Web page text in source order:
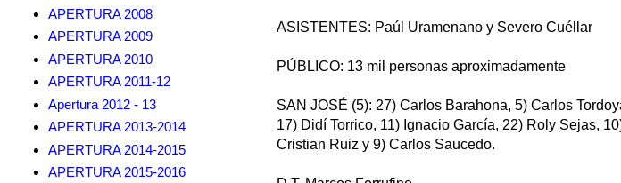
ASISTENTES: Paúl Uramenano y Severo Cuéllar
PÚBLICO: 13 mil personas aproximadamente
SAN JOSÉ (5): 27) Carlos Barahona, 5) Carlos
17) Didí Torrico, 11) Ignacio García, 22) Roly Sejas,
Cristian Ruiz y 9) Carlos Saucedo.
APERTURA 2008
APERTURA 2009
APERTURA 2010
APERTURA 2011-12
Apertura 2012 - 13
APERTURA 2013-2014
APERTURA 2014-2015
APERTURA 2015-2016